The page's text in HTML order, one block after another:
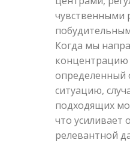
чувственными
Когда мы
концентрацию
определенный
ситуацию,
подходящих
что усиливает
релевантной